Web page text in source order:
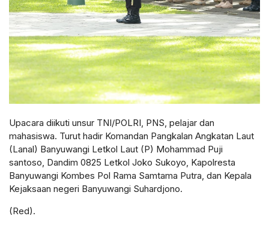
Upacara diikuti unsur TNI/POLRI, PNS, pelajar dan
mahasiswa. Turut hadir Komandan Pangkalan Angkatan Laut
(Lanal) Banyuwangi Letkol Laut (P) Mohammad Puji
santoso, Dandim 0825 Letkol Joko Sukoyo, Kapolresta
Banyuwangi Kombes Pol Rama Samtama Putra, dan Kepala
Kejaksaan negeri Banyuwangi Suhardjono.
(Red).